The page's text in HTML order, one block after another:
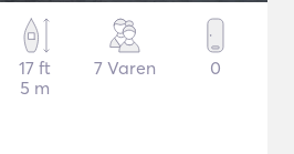
17 ft
5 m
7 Varen 0